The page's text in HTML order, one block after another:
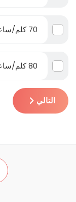
70 كلم/ساعة
80 كلم/ساعة
التالي